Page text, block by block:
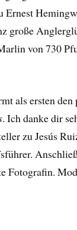
Ernest
große
von 730
als ersten den
. Ich danke dir
zu Jesús
Fotografin.